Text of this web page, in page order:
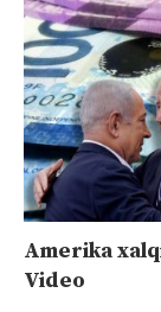
Amerika
Video